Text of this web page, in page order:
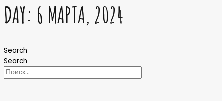
DAY: 6 МАРТА, 2024
Search
Search